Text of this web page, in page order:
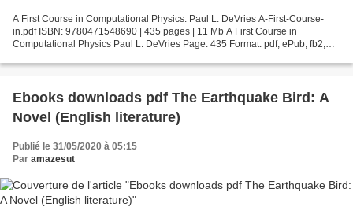
A First Course in Computational Physics. Paul L. DeVries A-First-Course-
in.pdf ISBN: 9780471548690 | 435 pages | 11 Mb A First Course in
Computational Physics Paul L. DeVries Page: 435 Format: pdf, ePub, fb2,
Ebooks downloads pdf The Earthquake Bird: A
Novel (English literature)
Publié le 31/05/2020 à 05:15
Par amazesut